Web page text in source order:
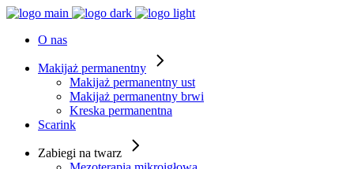
O nas
Makijaż permanentny
Makijaż permanentny ust
Makijaż permanentny brwi
Kreska permanentna
Scarink
Zabiegi na twarz